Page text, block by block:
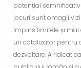
potențial semnificativ
jocuri sunt omagii
împins limitele și mai
un catalizator pentru
dezvoltare. A ridicat